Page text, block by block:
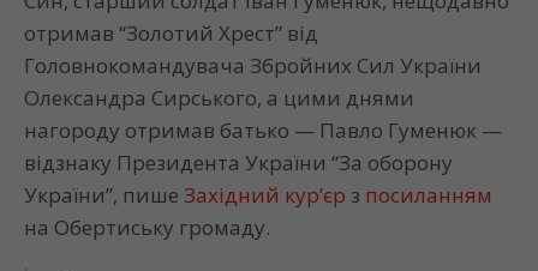
отримав “Золотий Хрест” від
Головнокомандувача Збройних Сил України
Олександра Сирського, а цими днями
нагороду отримав батько — Павло Гуменюк —
відзнаку Президента України “За оборону
України”, пише Західний кур’єр з посиланням
на Обертиську громаду.